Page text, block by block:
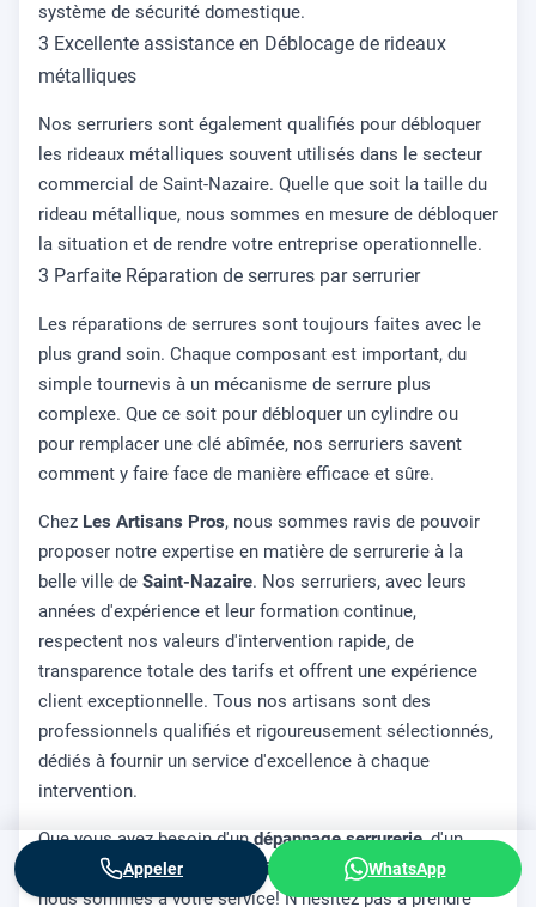
système de sécurité domestique.
3 Excellente assistance en Déblocage de rideaux
métalliques
Nos serruriers sont également qualifiés pour débloquer
les rideaux métalliques souvent utilisés dans le secteur
commercial de Saint-Nazaire. Quelle que soit la taille du
rideau métallique, nous sommes en mesure de débloquer
la situation et de rendre votre entreprise operationnelle.
3 Parfaite Réparation de serrures par serrurier
Les réparations de serrures sont toujours faites avec le
plus grand soin. Chaque composant est important, du
simple tournevis à un mécanisme de serrure plus
complexe. Que ce soit pour débloquer un cylindre ou
pour remplacer une clé abîmée, nos serruriers savent
comment y faire face de manière efficace et sûre.
Chez Les Artisans Pros, nous sommes ravis de pouvoir
proposer notre expertise en matière de serrurerie à la
belle ville de Saint-Nazaire. Nos serruriers, avec leurs
années d'expérience et leur formation continue,
respectent nos valeurs d'intervention rapide, de
transparence totale des tarifs et offrent une expérience
client exceptionnelle. Tous nos artisans sont des
professionnels qualifiés et rigoureusement sélectionnés,
dédiés à fournir un service d'excellence à chaque
intervention.
Que vous ayez besoin d'undépannage serrurerie, d'un
changement serrure
installationd'une nouvelle,
nous sommes à votre service! N'hésitez pas à prendre
Appeler WhatsApp